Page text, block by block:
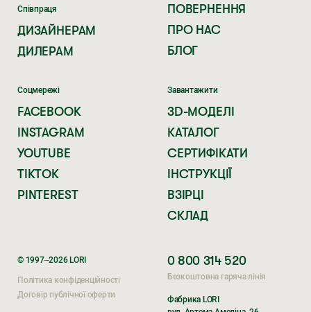
© 1997–2026 LORI
Політика конфіденційності
Договір публічної оферти
Співпраця
ДИЗАЙНЕРАМ
ДИЛЕРАМ
ПОВЕРНЕННЯ
ПРО НАС
БЛОГ
Соцмережі
FACEBOOK
INSTAGRAM
YOUTUBE
TIKTOK
PINTEREST
Завантажити
3D-МОДЕЛІ
КАТАЛОГ
СЕРТИФІКАТИ
ІНСТРУКЦІЇ
ВЗІРЦІ
СКЛАД
0 800 314 520
Безкоштовна гаряча лінія
Фабрика LORI